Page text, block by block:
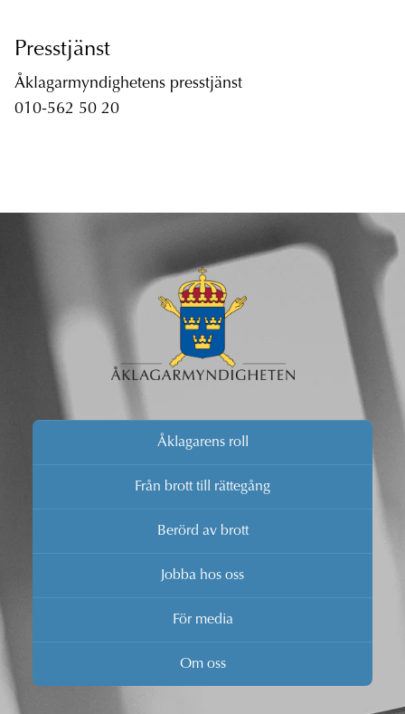
Presstjänst
Åklagarmyndighetens presstjänst
010-562 50 20
Åklagarens roll
Från brott till rättegång
Berörd av brott
Jobba hos oss
För media
Om oss